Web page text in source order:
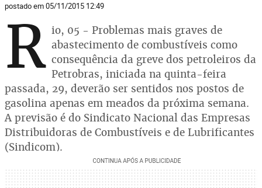
postado em 05/11/2015 12:49
R io, 05 - Problemas mais graves de
abastecimento de combustíveis como
consequência da greve dos petroleiros da
Petrobras, iniciada na quinta-feira
passada, 29, deverão ser sentidos nos postos de
gasolina apenas em meados da próxima semana.
A previsão é do Sindicato Nacional das Empresas
Distribuidoras de Combustíveis e de Lubrificantes
(Sindicom).